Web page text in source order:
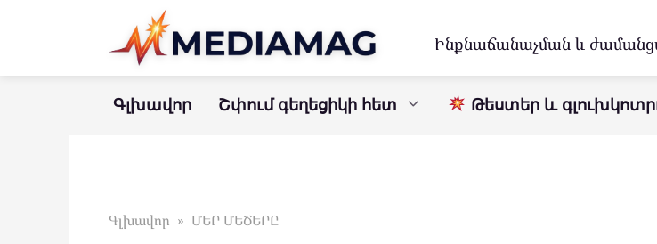
Ինքնաճանաչման և
Գլխավոր Շփում գեղեցիկի հետ Թեստեր և
Գլխավոր » ՄԵՐ ՄԵԾԵՐԸ